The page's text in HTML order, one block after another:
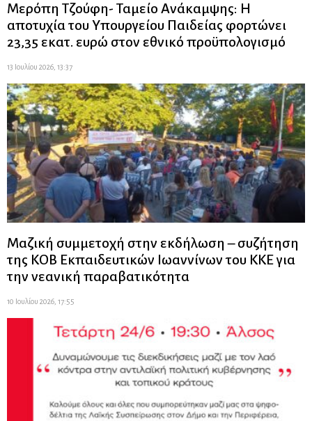
Μερόπη Τζούφη- Ταμείο Ανάκαμψης: Η
αποτυχία του Υπουργείου Παιδείας φορτώνει
23,35 εκατ. ευρώ στον εθνικό προϋπολογισμό
13 Ιουλίου 2026, 13:37
Μαζική συμμετοχή στην εκδήλωση – συζήτηση
της ΚΟΒ Εκπαιδευτικών Ιωαννίνων του ΚΚΕ για
την νεανική παραβατικότητα
10 Ιουλίου 2026, 17:55